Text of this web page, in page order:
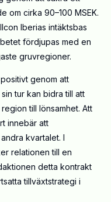
om cirka 90–100 MSEK.
Iberias intäktsbas
fördjupas med en
gruvregioner.
genom att
tur kan bidra till att
till lönsamhet. Att
innebär att
kvartalet. I
relationen till en
detta kontrakt
tillväxtstrategi i